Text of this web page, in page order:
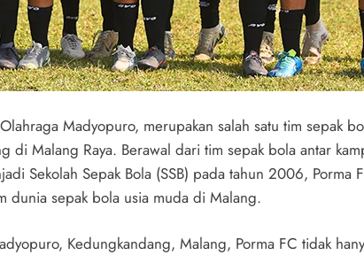
Madyopuro, merupakan salah satu tim sepak
di Malang Raya. Berawal dari tim sepak bola antar
Sekolah Sepak Bola (SSB) pada tahun 2006, Porma
dunia sepak bola usia muda di Malang.
Kedungkandang, Malang, Porma FC tidak